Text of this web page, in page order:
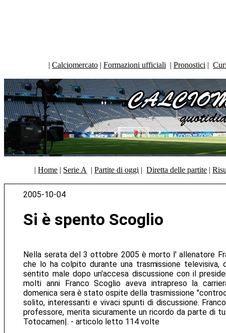
| Calciomercato | Formazioni ufficiali | Pronostici |
|Home | Serie A |Partite di oggi |Diretta delle partite |
2005-10-04
Si è spento Scoglio
Nella serata del 3 ottobre 2005 è morto l' allenatore
che lo ha colpito durante una trasmissione televisiva,
sentito male dopo un'accesa discussione con il
molti anni Franco Scoglio aveva intrapreso la
domenica sera è stato ospite della trasmissione
solito, interessanti e vivaci spunti di discussione.
professore, merita sicuramente un ricordo da parte di
Totocamen|. - articolo letto 114 volte